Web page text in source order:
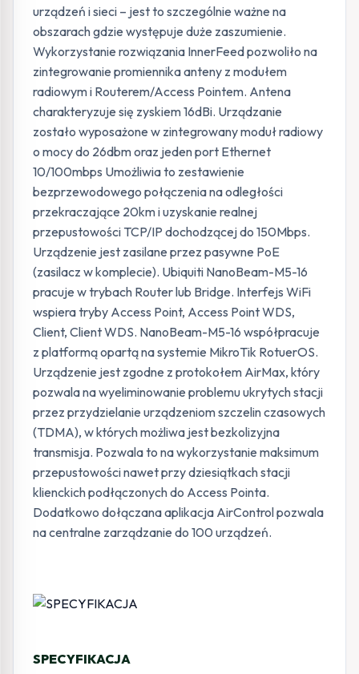
urządzeń i sieci – jest to szczególnie ważne na
obszarach gdzie występuje duże zaszumienie.
Wykorzystanie rozwiązania InnerFeed pozwoliło na
zintegrowanie promiennika anteny z modułem
radiowym i Routerem/Access Pointem. Antena
charakteryzuje się zyskiem 16dBi. Urządzanie
zostało wyposażone w zintegrowany moduł radiowy
o mocy do 26dbm oraz jeden port Ethernet
10/100mbps Umożliwia to zestawienie
bezprzewodowego połączenia na odległości
przekraczające 20km i uzyskanie realnej
przepustowości TCP/IP dochodzącej do 150Mbps.
Urządzenie jest zasilane przez pasywne PoE
(zasilacz w komplecie). Ubiquiti NanoBeam-M5-16
pracuje w trybach Router lub Bridge. Interfejs WiFi
wspiera tryby Access Point, Access Point WDS,
Client, Client WDS. NanoBeam-M5-16 współpracuje
z platformą opartą na systemie MikroTik RotuerOS.
Urządzenie jest zgodne z protokołem AirMax, który
pozwala na wyeliminowanie problemu ukrytych stacji
przez przydzielanie urządzeniom szczelin czasowych
(TDMA), w których możliwa jest bezkolizyjna
transmisja. Pozwala to na wykorzystanie maksimum
przepustowości nawet przy dziesiątkach stacji
klienckich podłączonych do Access Pointa.
Dodatkowo dołączana aplikacja AirControl pozwala
na centralne zarządzanie do 100 urządzeń.
SPECYFIKACJA